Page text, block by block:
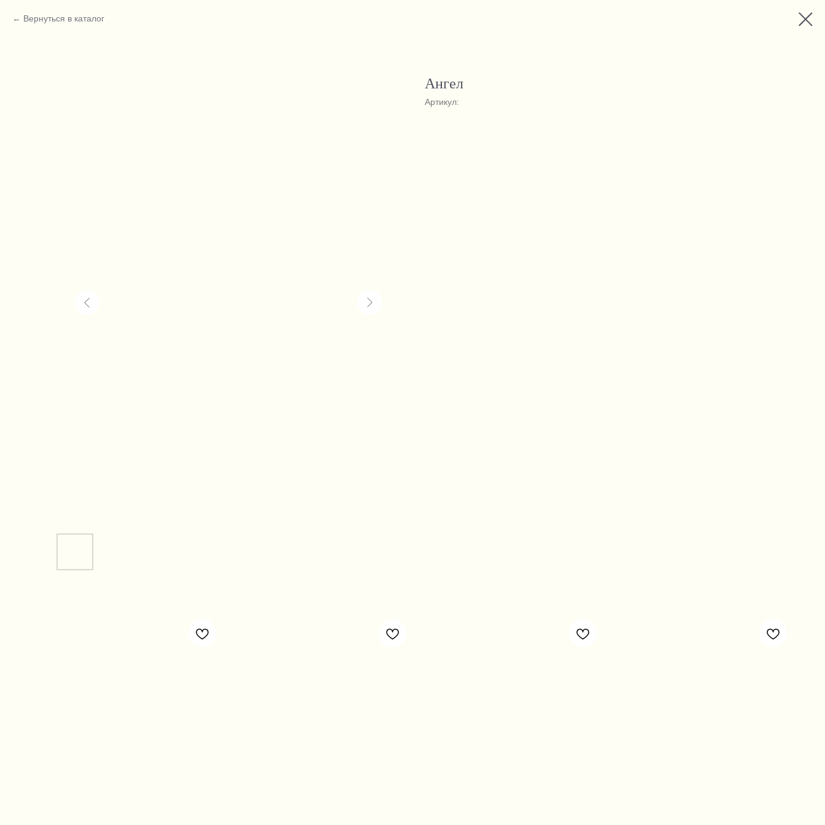
Вернуться в каталог
Ангел
Артикул: